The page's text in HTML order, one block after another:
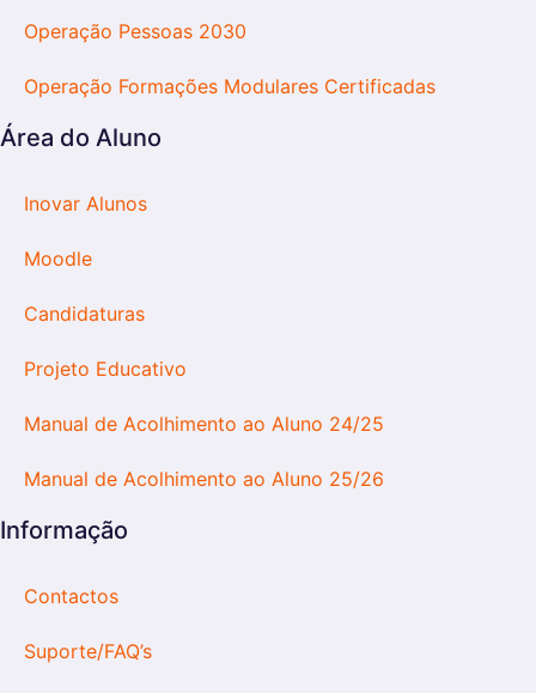
Operação Pessoas 2030
Operação Formações Modulares Certificadas
Área do Aluno
Inovar Alunos
Moodle
Candidaturas
Projeto Educativo
Manual de Acolhimento ao Aluno 24/25
Manual de Acolhimento ao Aluno 25/26
Informação
Contactos
Suporte/FAQ’s